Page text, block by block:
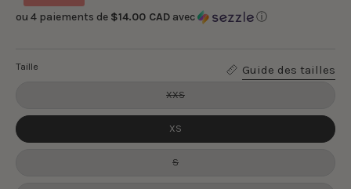
ou 4 paiements de $14.00 CAD avec ⓘ
Guide des tailles
Taille
XXS
XS
S